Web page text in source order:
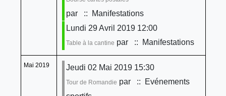
par
:: Manifestations
Lundi 29 Avril 2019 12:00
Table à la cantine par :: Manifestations
Mai 2019 Jeudi 02 Mai 2019 15:30
Tour de Romandie par
:: Evénements